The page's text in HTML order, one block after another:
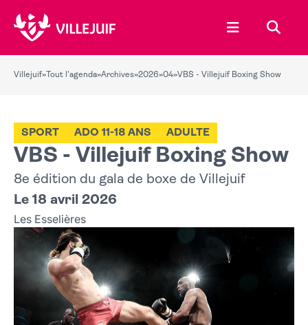
Ouvrir le
Villejuif» Tout l'agenda»Archives»2026»04»VBS - Villejuif Boxing Show
VBS - Villejuif Boxing Show
SPORT ADO 11-18 ANS ADULTE
8e édition du gala de boxe de Villejuif
Le 18 avril 2026
Les Esselières